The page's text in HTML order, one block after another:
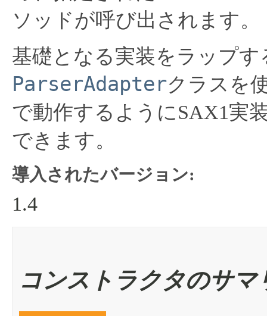
ソッドが呼び出されます。
基礎となる実装をラップ
ParserAdapterクラスを
で動作するようにSAX1実
できます。
導入されたバージョン:
1.4
コンストラクタのサマ